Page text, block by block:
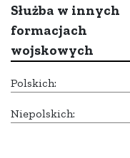
Służba w innych
formacjach
wojskowych
Polskich:
Niepolskich: